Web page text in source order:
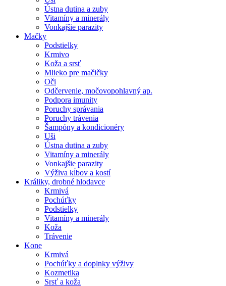
Ústna dutina a zuby
Vitamíny a minerály
Vonkajšie parazity
Mačky
Podstielky
Krmivo
Koža a srsť
Mlieko pre mačičky
Oči
Odčervenie, močovopohlavný ap.
Podpora imunity
Poruchy správania
Poruchy trávenia
Šampóny a kondicionéry
Uši
Ústna dutina a zuby
Vitamíny a minerály
Vonkajšie parazity
Výživa kĺbov a kostí
Králiky, drobné hlodavce
Krmivá
Pochúťky
Podstielky
Vitamíny a minerály
Koža
Trávenie
Kone
Krmivá
Pochúťky a doplnky výživy
Kozmetika
Srsť a koža